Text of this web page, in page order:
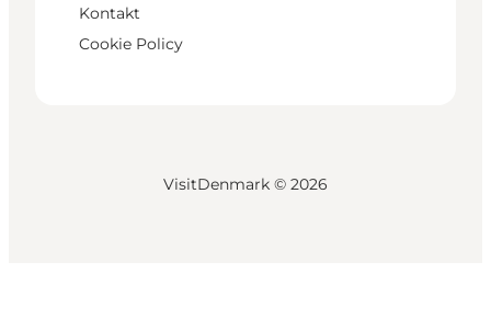
Kontakt
Cookie Policy
VisitDenmark © 2026